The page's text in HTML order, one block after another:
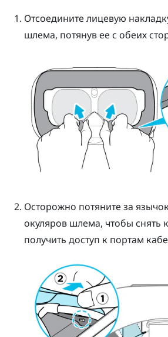
Отсоедините лицевую
шлема, потянув ее с обеих
Осторожно потяните за
окуляров шлема, чтобы снять
получить доступ к портам